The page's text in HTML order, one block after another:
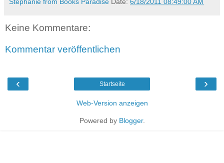
Keine Kommentare:
Kommentar veröffentlichen
‹ ›
Startseite
Web-Version anzeigen
Powered by Blogger.